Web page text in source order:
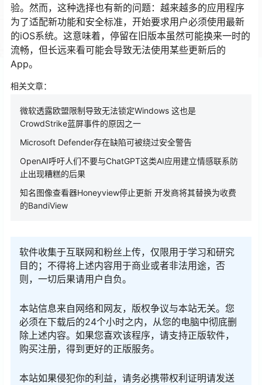
验。然而，这种选择也有新的问题：越来越多的应用程序
为了适配新功能和安全标准，开始要求用户必须使用最新
的iOS系统。这意味着，停留在旧版本虽然可能换来一时的
流畅，但长远来看可能会导致无法使用某些更新后的
App。
相关文章：
微软透露欧盟限制导致无法锁定Windows 这也是
CrowdStrike蓝屏事件的原因之一
Microsoft Defender存在缺陷可被绕过安全警告
OpenAI呼吁人们不要与ChatGPT这类AI应用建立情感联系防
止出现糟糕的后果
知名图像查看器Honeyview停止更新 开发商将其替换为收费
的BandiView
软件收集于互联网和粉丝上传，仅限用于学习和研究
目的；不得将上述内容用于商业或者非法用途，否
则，一切后果请用户自负。
本站信息来自网络和网友，版权争议与本站无关。您
必须在下载后的24个小时之内，从您的电脑中彻底删
除上述内容。如果您喜欢该程序，请支持正版软件，
购买注册，得到更好的正版服务。
本站如果侵犯你的利益，请务必携带权利证明请发送